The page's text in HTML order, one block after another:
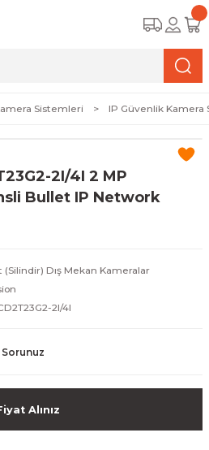
Sistemleri IP Güvenlik Kamera
2I/4I 2 MP
Bullet IP Network
(Silindir) Dış Mekan Kameralar
2I/4I
Alınız